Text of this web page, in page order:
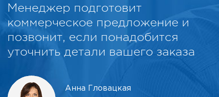
Менеджер подготовит
коммерческое предложение и
позвонит, если понадобится
уточнить детали вашего заказа
Анна Гловацкая